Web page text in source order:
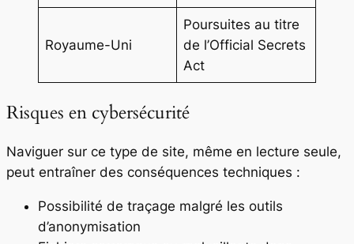
Royaume-Uni
Poursuites au titre
de l’Official Secrets
Act
Risques en cybersécurité
Naviguer sur ce type de site, même en lecture seule,
peut entraîner des conséquences techniques :
Possibilité de traçage malgré les outils
d’anonymisation